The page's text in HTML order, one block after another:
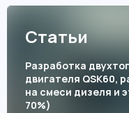
Статьи
Разработка
двигателя QSK60,
на смеси дизеля и
70%)